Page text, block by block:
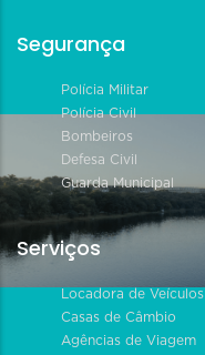
Segurança
Polícia Militar
Polícia Civil
Bombeiros
Defesa Civil
Guarda Municipal
Serviços
Locadora de Veículos
Casas de Câmbio
Agências de Viagem